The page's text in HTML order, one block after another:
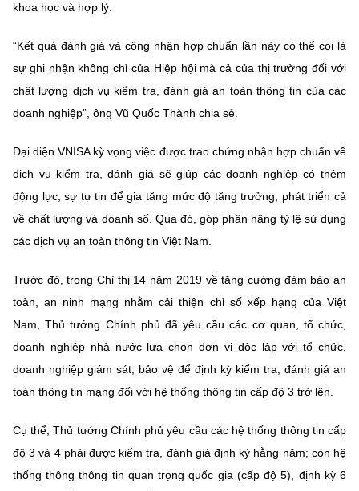
khoa học và hợp lý.
“Kết quả đánh giá và công nhận hợp chuẩn lần này có thể coi là
sự ghi nhận không chỉ của Hiệp hội mà cả của thị trường đối với
chất lượng dịch vụ kiểm tra, đánh giá an toàn thông tin của các
doanh nghiệp”, ông Vũ Quốc Thành chia sẻ.
Đại diện VNISA kỳ vọng việc được trao chứng nhận hợp chuẩn về
dịch vụ kiểm tra, đánh giá sẽ giúp các doanh nghiệp có thêm
động lực, sự tự tin để gia tăng mức độ tăng trưởng, phát triển cả
về chất lượng và doanh số. Qua đó, góp phần nâng tỷ lệ sử dụng
các dịch vụ an toàn thông tin Việt Nam.
Trước đó, trong Chỉ thị 14 năm 2019 về tăng cường đảm bảo an
toàn, an ninh mạng nhằm cải thiện chỉ số xếp hạng của Việt
Nam, Thủ tướng Chính phủ đã yêu cầu các cơ quan, tổ chức,
doanh nghiệp nhà nước lựa chọn đơn vị độc lập với tổ chức,
doanh nghiệp giám sát, bảo vệ để định kỳ kiểm tra, đánh giá an
toàn thông tin mạng đối với hệ thống thông tin cấp độ 3 trở lên.
Cụ thể, Thủ tướng Chính phủ yêu cầu các hệ thống thông tin cấp
độ 3 và 4 phải được kiểm tra, đánh giá định kỳ hằng năm; còn hệ
thống thông thông tin quan trọng quốc gia (cấp độ 5), định kỳ 6